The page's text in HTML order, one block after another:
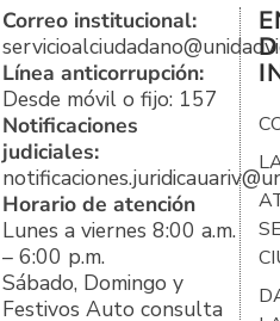
Correo institucional:
Línea anticorrupción:
Desde móvil o fijo: 157
Notificaciones
judiciales:
Horario de atención
Lunes a viernes 8:00 a.m.
– 6:00 p.m.
Sábado, Domingo y
Festivos Auto consulta